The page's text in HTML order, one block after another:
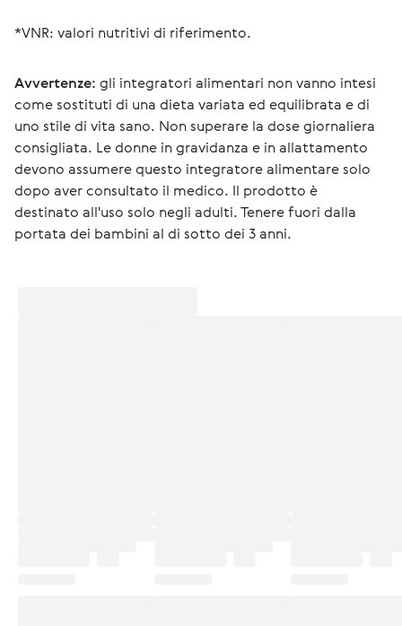
*VNR: valori nutritivi di riferimento.
Avvertenze: gli integratori alimentari non vanno intesi
come sostituti di una dieta variata ed equilibrata e di
uno stile di vita sano. Non superare la dose giornaliera
consigliata. Le donne in gravidanza e in allattamento
devono assumere questo integratore alimentare solo
dopo aver consultato il medico. Il prodotto è
destinato all'uso solo negli adulti. Tenere fuori dalla
portata dei bambini al di sotto dei 3 anni.